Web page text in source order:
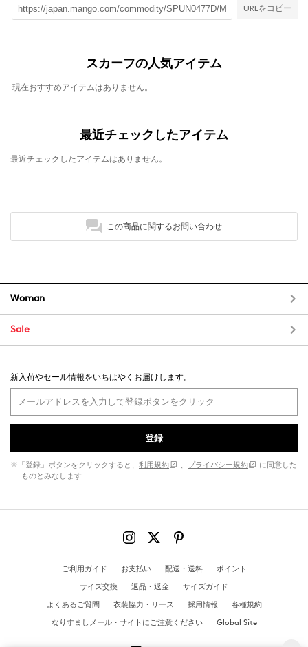
URLをコピー
スカーフの人気アイテム
現在おすすめアイテムはありません。
最近チェックしたアイテム
最近チェックしたアイテムはありません。
この商品に関するお問い合わせ
Woman
Sale
新入荷やセール情報をいちはやくお届けします。
登録
※「登録」ボタンをクリックすると、 利用規約 、 プライバシー規約
に同意した
ものとみなします
ご利用ガイド お支払い 配送・送料
ポイント
サイズ交換
返品・返金
サイズガイド
よくあるご質問
衣装協力・リース 採用情報
各種規約
なりすましメール・サイトにご注意ください
Global Site